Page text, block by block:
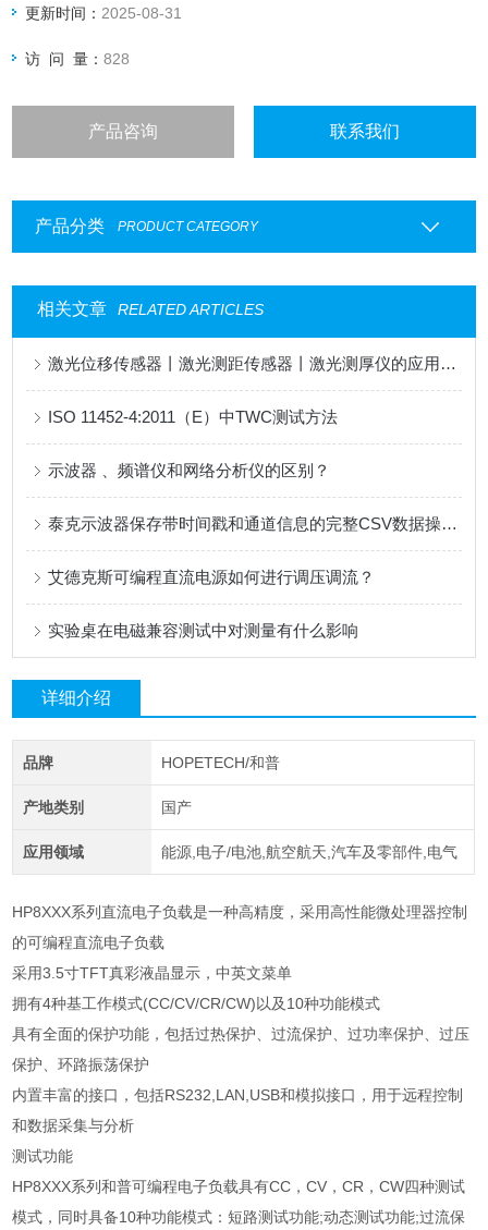
更新时间： 2025-08-31
访 问 量：828
产品咨询 联系我们
产品分类 PRODUCT CATEGORY
相关文章 RELATED ARTICLES
激光位移传感器丨激光测距传感器丨激光测厚仪的应用领域有哪些？
ISO 11452-4:2011（E）中TWC测试方法
示波器 、频谱仪和网络分析仪的区别？
泰克示波器保存带时间戳和通道信息的完整CSV数据操作指南
艾德克斯可编程直流电源如何进行调压调流？
实验桌在电磁兼容测试中对测量有什么影响
详细介绍
品牌 HOPETECH/和普
产地类别 国产
应用领域 能源,电子/电池,航空航天,汽车及零部件,电气
HP8XXX系列直流电子负载是一种高精度，采用高性能微处理器控制
的可编程直流电子负载
采用3.5寸TFT真彩液晶显示，中英文菜单
拥有4种基工作模式(CC/CV/CR/CW)以及10种功能模式
具有全面的保护功能，包括过热保护、过流保护、过功率保护、过压
保护、环路振荡保护
内置丰富的接口，包括RS232,LAN,USB和模拟接口，用于远程控制
和数据采集与分析
测试功能
HP8XXX系列和普可编程电子负载具有CC，CV，CR，CW四种测试
模式，同时具备10种功能模式：短路测试功能;动态测试功能;过流保